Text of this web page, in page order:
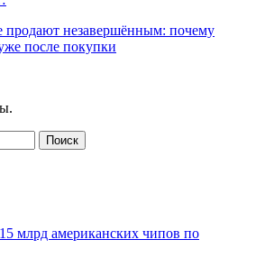
продают незавершённым: почему
после покупки
15 млрд американских чипов по